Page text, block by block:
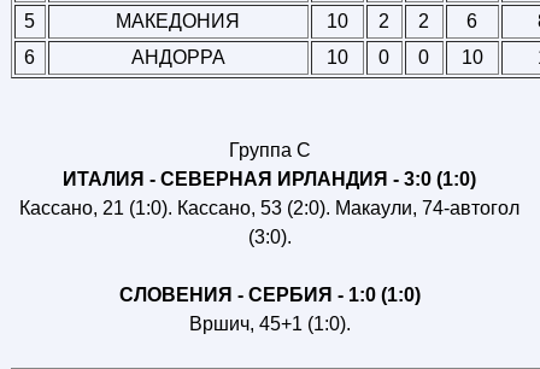
5
МАКЕДОНИЯ 10 2 2 6
6
АНДОРРА 10 0 0 10
Группа C
ИТАЛИЯ - СЕВЕРНАЯ ИРЛАНДИЯ - 3:0 (1:0)
Кассано, 21 (1:0). Кассано, 53 (2:0). Макаули, 74-автогол
(3:0).
СЛОВЕНИЯ - СЕРБИЯ - 1:0 (1:0)
Вршич, 45+1 (1:0).